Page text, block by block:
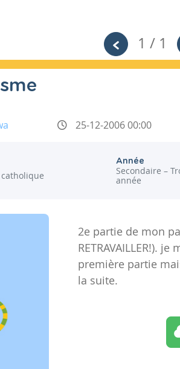
1 / 1
25-12-2006 00:00
Année
Secondaire –
année
2e partie de mon
RETRAVAILLER!).
première partie
la suite.